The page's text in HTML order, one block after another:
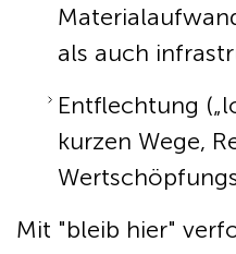
als auch
Entflechtung
kurzen Wege,
Mit "bleib hier"